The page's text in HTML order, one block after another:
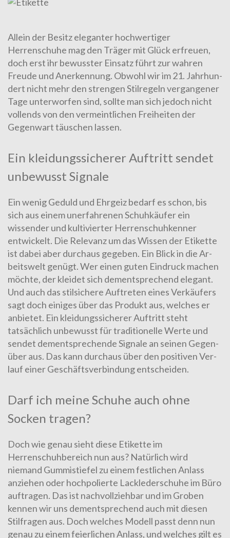
Allein der Besitz eleganterhochwertiger
Herrenschuhe mag den Trä­ger mit Glück erfreuen,
doch erst ihr bewusster Einsatz führt zur wahren
Freude und Anerkennung. Obwohl wir im 21. Jahr­hun­
dert nicht mehr den strengen Stilregeln vergangener
Tage unterworfen sind, sollte man sich jedoch nicht
vollends von den vermeintlichen Freiheiten der
Gegenwart täuschen lassen.
Ein kleidungssicherer Auftritt sendet
unbewusst Signale
Ein wenig Geduld und Ehrgeiz bedarf es schon, bis
sich aus ei­nem unerfahrenen Schuhkäufer ein
wissender und kultivierter Her­ren­schuh­kenner
entwickelt. Die Relevanz um das Wissen der Etikette
ist dabei aber durchaus gegeben. Ein Blick in die Ar­
beits­welt genügt. Wer einen guten Eindruck machen
möch­te, der kleidet sich dem­ent­sprechend elegant.
Und auch das stilsichere Auftreten eines Ver­käu­fers
sagt doch einiges über das Produkt aus, welches er
anbietet. Ein kleidungssicherer Auftritt steht
tatsächlich unbewusst für tra­di­tio­nelle Werte und
sendet dementsprechende Signale an seinen Ge­gen­
über aus. Das kann durchaus über den positiven Ver­
lauf einer Geschäftsverbindung entscheiden.
Darf ich meine Schuhe auch ohne
Socken tragen?
Doch wie genau sieht diese Etikette im
Herrenschuhbereich nun aus? Natürlich wird
niemand Gummistiefel zu einem festlichen Anlass
anziehen oder hochpolierte Lacklederschuhe im Büro
auftragen. Das ist nachvollziehbar und im Groben
kennen wir uns dement­sprech­end auch mit diesen
Stilfragen aus. Doch wel­ches Modell passt denn nun
genau zu einem feierlichen Anlass, und welches gilt es